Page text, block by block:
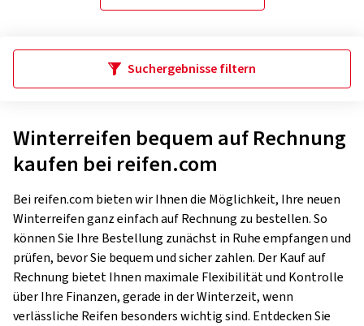
Suchergebnisse filtern
Winterreifen bequem auf Rechnung
kaufen bei reifen.com
Bei reifen.com bieten wir Ihnen die Möglichkeit, Ihre neuen
Winterreifen ganz einfach auf Rechnung zu bestellen. So
können Sie Ihre Bestellung zunächst in Ruhe empfangen und
prüfen, bevor Sie bequem und sicher zahlen. Der Kauf auf
Rechnung bietet Ihnen maximale Flexibilität und Kontrolle
über Ihre Finanzen, gerade in der Winterzeit, wenn
verlässliche Reifen besonders wichtig sind. Entdecken Sie